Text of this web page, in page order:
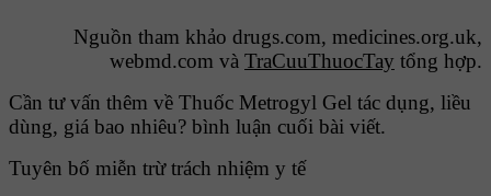
Nguồn tham khảo drugs.com, medicines.org.uk,
webmd.com và TraCuuThuocTay tổng hợp.
Cần tư vấn thêm về Thuốc Metrogyl Gel tác dụng, liều
dùng, giá bao nhiêu? bình luận cuối bài viết.
Tuyên bố miễn trừ trách nhiệm y tế